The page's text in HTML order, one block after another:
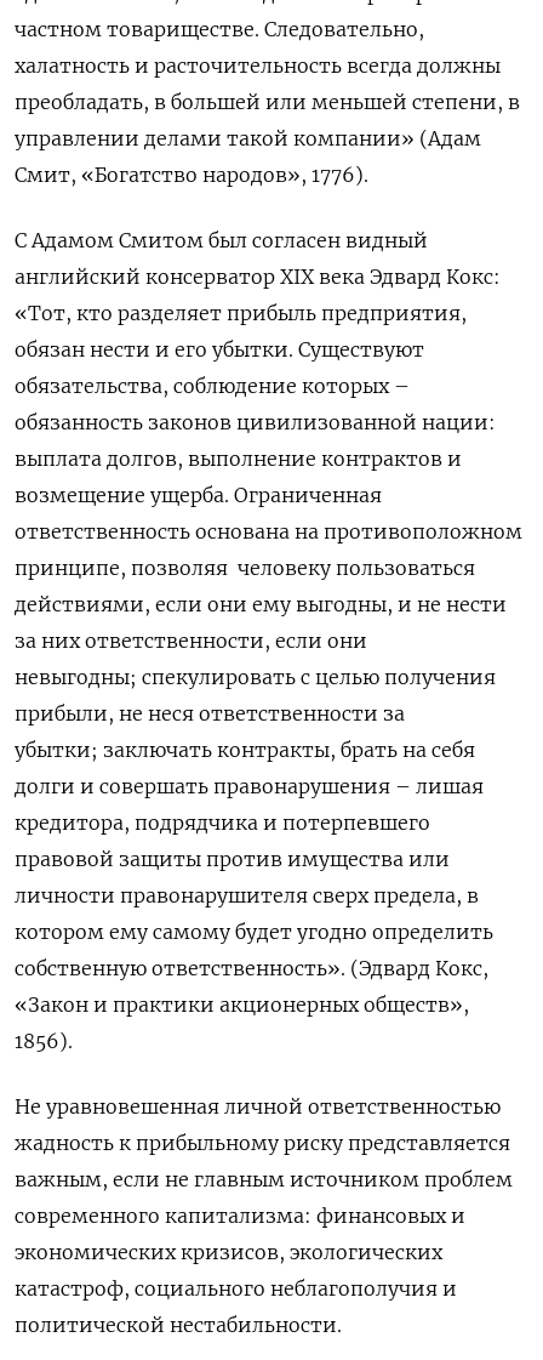
частном товариществе. Следовательно,
халатность и расточительность всегда должны
преобладать, в большей или меньшей степени, в
управлении делами такой компании» (Адам
Смит, «Богатство народов», 1776).
С Адамом Смитом был согласен видный
английский консерватор XIX века Эдвард Кокс:
«Тот, кто разделяет прибыль предприятия,
обязан нести и его убытки. Существуют
обязательства, соблюдение которых –
обязанность законов цивилизованной нации:
выплата долгов, выполнение контрактов и
возмещение ущерба. Ограниченная
ответственность основана на противоположном
принципе, позволяя человеку пользоваться
действиями, если они ему выгодны, и не нести
за них ответственности, если они
невыгодны; спекулировать с целью получения
прибыли, не неся ответственности за
убытки; заключать контракты, брать на себя
долги и совершать правонарушения – лишая
кредитора, подрядчика и потерпевшего
правовой защиты против имущества или
личности правонарушителя сверх предела, в
котором ему самому будет угодно определить
собственную ответственность». (Эдвард Кокс,
«Закон и практики акционерных обществ»,
1856).
Не уравновешенная личной ответственностью
жадность к прибыльному риску представляется
важным, если не главным источником проблем
современного капитализма: финансовых и
экономических кризисов, экологических
катастроф, социального неблагополучия и
политической нестабильности.